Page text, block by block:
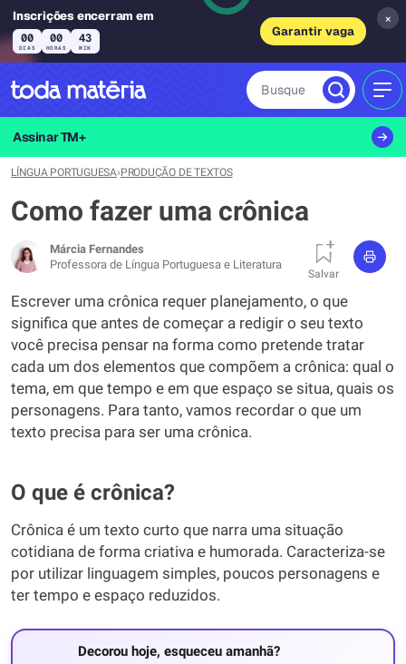
Inscrições encerram em
00
DIAS
00
HORAS
43
MIN
Garantir vaga
×
Busque
Assinar TM+
LÍNGUA PORTUGUESA›PRODUÇÃO DE TEXTOS
Como fazer uma crônica
Márcia Fernandes
Professora de Língua Portuguesa e Literatura
Salvar
Escrever uma crônica requer planejamento, o que
significa que antes de começar a redigir o seu texto
você precisa pensar na forma como pretende tratar
cada um dos elementos que compõem a crônica: qual o
tema, em que tempo e em que espaço se situa, quais os
personagens. Para tanto, vamos recordar o que um
texto precisa para ser uma crônica.
O que é crônica?
Crônica é um texto curto que narra uma situação
cotidiana de forma criativa e humorada. Caracteriza-se
por utilizar linguagem simples, poucos personagens e
ter tempo e espaço reduzidos.
Decorou hoje, esqueceu amanhã?